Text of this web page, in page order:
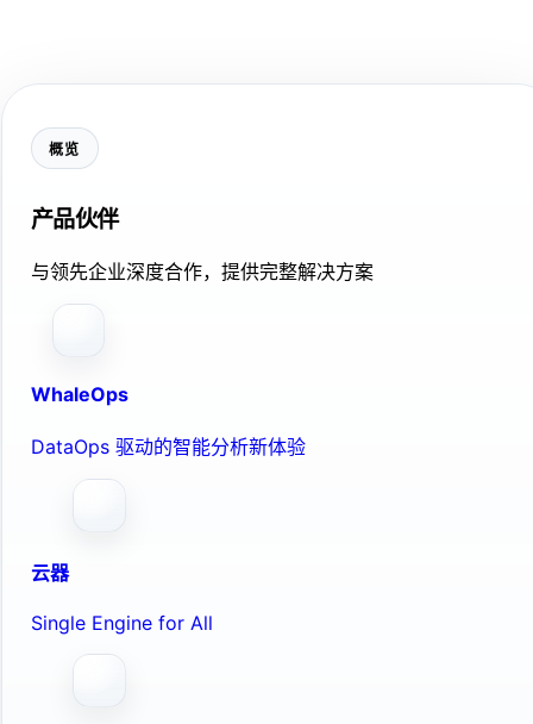
概览
产品伙伴
与领先企业深度合作，提供完整解决方案
WhaleOps
DataOps 驱动的智能分析新体验
云器
Single Engine for All